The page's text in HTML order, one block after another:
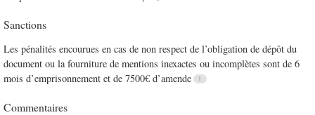
Sanctions
Les pénalités encourues en cas de non respect de l’obligation de dépôt du
document ou la fourniture de mentions inexactes ou incomplètes sont de 6
mois d’emprisonnement et de 7500€ d’amende
Commentaires